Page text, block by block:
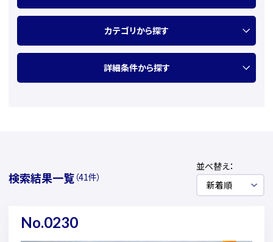
カテゴリから探す
詳細条件から探す
検索結果一覧 （41件）
並べ替え：
No.0230